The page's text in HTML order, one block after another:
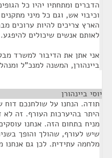
הדברים ומתחתיו יהיו כל
וכיבוי אש, וגם כל מיני
הארץ צריכים להיות ערוכים
לאותם אנשים שיכולים להיפגע.
אני אתן את הדיבור למשרד
ביינהורן, המשנה למנכ"ל
יוסי ביינהורן
תודה. הנחנו על שולחנכם
היתר בהיערכות העורף. זה
מניח בתחום הזה. אנחנו
שיש לעורף, שהולך והופך
מלחמה עתידית. לכן גם